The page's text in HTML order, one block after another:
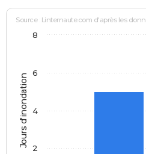
Jours d'inondation
Source : Linternaute.com d'après les
2
4
6
8